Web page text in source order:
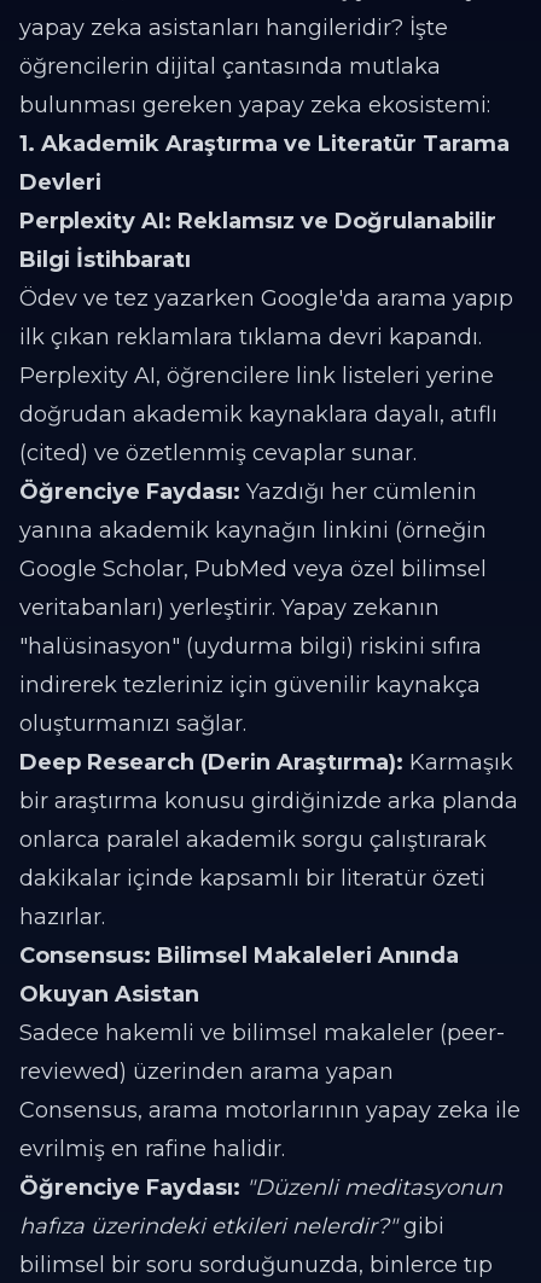
yapay zeka asistanları hangileridir? İşte
öğrencilerin dijital çantasında mutlaka
bulunması gereken yapay zeka ekosistemi:
1. Akademik Araştırma ve Literatür Tarama
Devleri
Perplexity AI: Reklamsız ve Doğrulanabilir
Bilgi İstihbaratı
Ödev ve tez yazarken Google'da arama yapıp
ilk çıkan reklamlara tıklama devri kapandı.
Perplexity AI, öğrencilere link listeleri yerine
doğrudan akademik kaynaklara dayalı, atıflı
(cited) ve özetlenmiş cevaplar sunar.
Öğrenciye Faydası: Yazdığı her cümlenin
yanına akademik kaynağın linkini (örneğin
Google Scholar, PubMed veya özel bilimsel
veritabanları) yerleştirir. Yapay zekanın
"halüsinasyon" (uydurma bilgi) riskini sıfıra
indirerek tezleriniz için güvenilir kaynakça
oluşturmanızı sağlar.
Deep Research (Derin Araştırma): Karmaşık
bir araştırma konusu girdiğinizde arka planda
onlarca paralel akademik sorgu çalıştırarak
dakikalar içinde kapsamlı bir literatür özeti
hazırlar.
Consensus: Bilimsel Makaleleri Anında
Okuyan Asistan
Sadece hakemli ve bilimsel makaleler (peer-
reviewed) üzerinden arama yapan
Consensus, arama motorlarının yapay zeka ile
evrilmiş en rafine halidir.
Öğrenciye Faydası: "Düzenli meditasyonun
hafıza üzerindeki etkileri nelerdir?"gibi
bilimsel bir soru sorduğunuzda, binlerce tıp